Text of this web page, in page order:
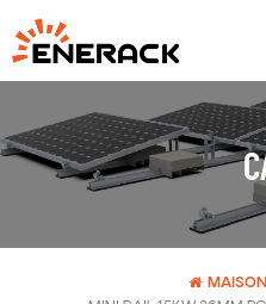
MAISON